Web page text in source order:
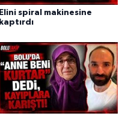
Elini spiral makinesine
kaptırdı